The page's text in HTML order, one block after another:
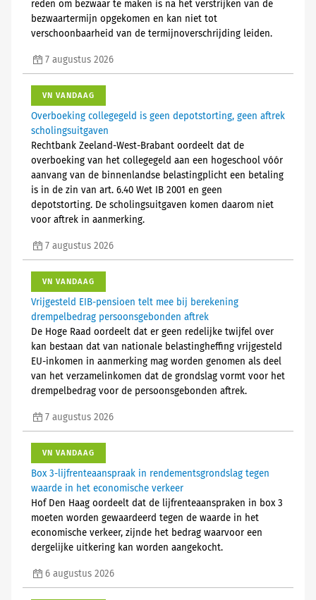
reden om bezwaar te maken is na het verstrijken van de
bezwaartermijn opgekomen en kan niet tot
verschoonbaarheid van de termijnoverschrijding leiden.
7 augustus 2026
VN VANDAAG
Overboeking collegegeld is geen depotstorting, geen aftrek
scholingsuitgaven
Rechtbank Zeeland-West-Brabant oordeelt dat de
overboeking van het collegegeld aan een hogeschool vóór
aanvang van de binnenlandse belastingplicht een betaling
is in de zin van art. 6.40 Wet IB 2001 en geen
depotstorting. De scholingsuitgaven komen daarom niet
voor aftrek in aanmerking.
7 augustus 2026
VN VANDAAG
Vrijgesteld EIB-pensioen telt mee bij berekening
drempelbedrag persoonsgebonden aftrek
De Hoge Raad oordeelt dat er geen redelijke twijfel over
kan bestaan dat van nationale belastingheffing vrijgesteld
EU-inkomen in aanmerking mag worden genomen als deel
van het verzamelinkomen dat de grondslag vormt voor het
drempelbedrag voor de persoonsgebonden aftrek.
7 augustus 2026
VN VANDAAG
Box 3-lijfrenteaanspraak in rendementsgrondslag tegen
waarde in het economische verkeer
Hof Den Haag oordeelt dat de lijfrenteaanspraken in box 3
moeten worden gewaardeerd tegen de waarde in het
economische verkeer, zijnde het bedrag waarvoor een
dergelijke uitkering kan worden aangekocht.
6 augustus 2026